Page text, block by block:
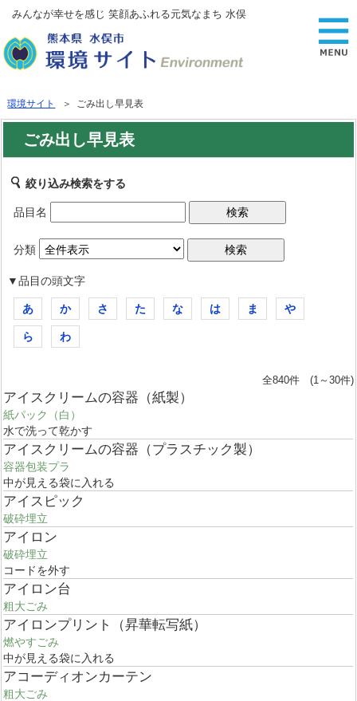
みんなが幸せを感じ 笑顔あふれる元気なまち 水俣
環境サイト ＞ ごみ出し早見表
ごみ出し早見表
絞り込み検索をする
品目名
分類
▼品目の頭文字
あ か さ た な は ま や
ら わ
全840件 (1～30件)
アイスクリームの容器（紙製）
紙パック（白）
水で洗って乾かす
アイスクリームの容器（プラスチック製）
容器包装プラ
中が見える袋に入れる
アイスピック
破砕埋立
アイロン
破砕埋立
コードを外す
アイロン台
粗大ごみ
アイロンプリント（昇華転写紙）
燃やすごみ
中が見える袋に入れる
アコーディオンカーテン
粗大ごみ